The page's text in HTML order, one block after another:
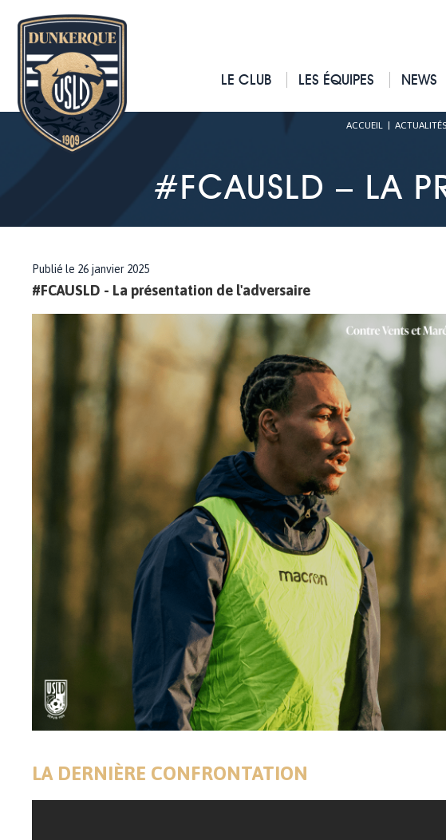
LE CLUB LES ÉQUIPES NEWS
ACCUEIL ACTUALITÉS
#FCAUSLD – LA
Publié le 26 janvier 2025
#FCAUSLD - La présentation de l'adversaire
LA DERNIÈRE CONFRONTATION